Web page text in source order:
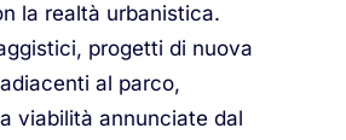
la realtà urbanistica.
progetti di nuova
al parco,
viabilità annunciate dal